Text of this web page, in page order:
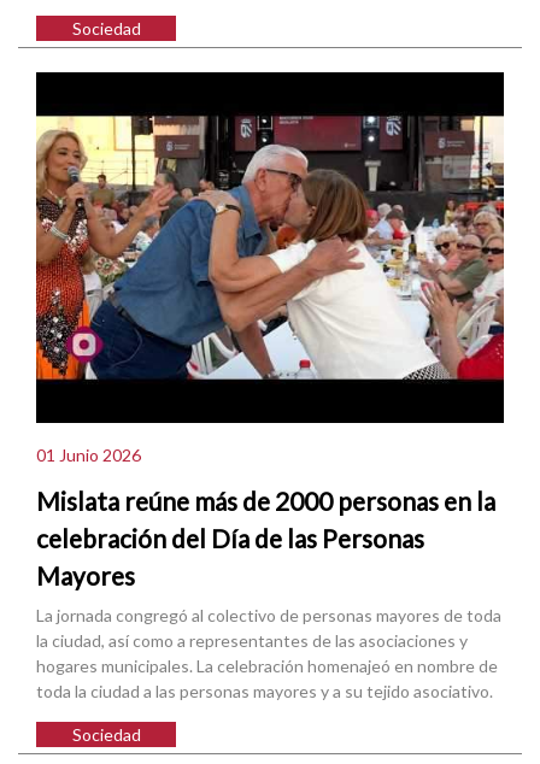
Sociedad
01 Junio 2026
Mislata reúne más de 2000 personas en la
celebración del Día de las Personas
Mayores
La jornada congregó al colectivo de personas mayores de toda
la ciudad, así como a representantes de las asociaciones y
hogares municipales. La celebración homenajeó en nombre de
toda la ciudad a las personas mayores y a su tejido asociativo.
Sociedad